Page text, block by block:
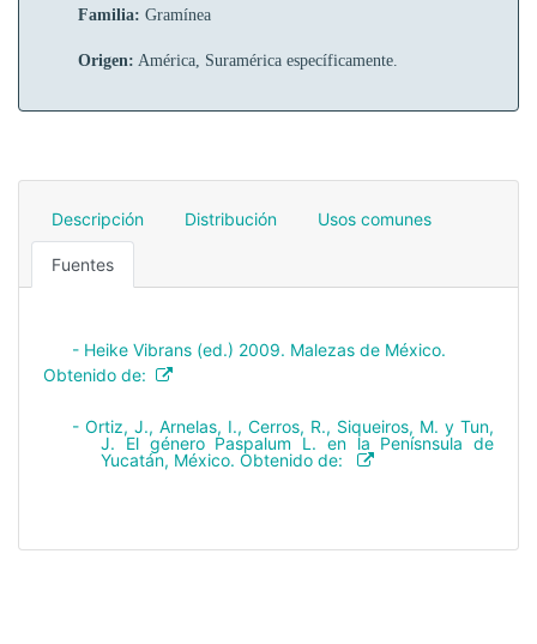
Familia: Gramínea
Origen: América, Suramérica específicamente.
Descripción Distribución Usos comunes
Fuentes
- Heike Vibrans (ed.) 2009. Malezas de México.
Obtenido de:
- Ortiz, J., Arnelas, I., Cerros, R., Siqueiros, M. y Tun,
J. El género Paspalum L. en la Penísnsula de
Yucatán, México. Obtenido de: